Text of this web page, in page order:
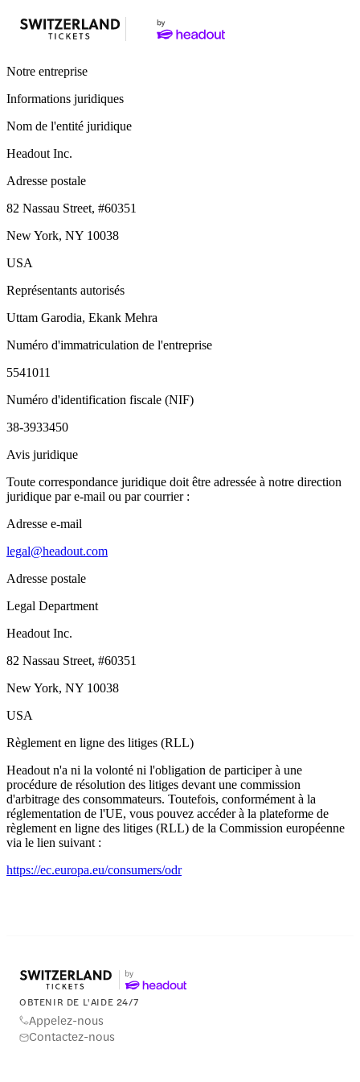
Notre entreprise
Informations juridiques
Nom de l'entité juridique
Headout Inc.
Adresse postale
82 Nassau Street, #60351
New York, NY 10038
USA
Représentants autorisés
Uttam Garodia, Ekank Mehra
Numéro d'immatriculation de l'entreprise
5541011
Numéro d'identification fiscale (NIF)
38-3933450
Avis juridique
Toute correspondance juridique doit être adressée à notre direction
juridique par e-mail ou par courrier :
Adresse e-mail
legal@headout.com
Adresse postale
Legal Department
Headout Inc.
82 Nassau Street, #60351
New York, NY 10038
USA
Règlement en ligne des litiges (RLL)
Headout n'a ni la volonté ni l'obligation de participer à une
procédure de résolution des litiges devant une commission
d'arbitrage des consommateurs. Toutefois, conformément à la
réglementation de l'UE, vous pouvez accéder à la plateforme de
règlement en ligne des litiges (RLL) de la Commission européenne
via le lien suivant :
https://ec.europa.eu/consumers/odr
OBTENIR DE L'AIDE 24/7
Appelez-nous
Contactez-nous